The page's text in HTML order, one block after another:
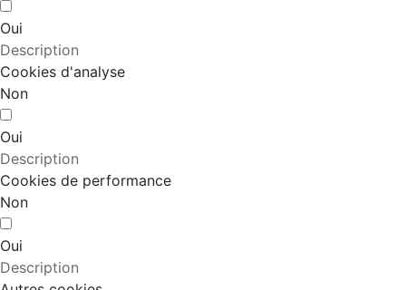
Oui
Description
Cookies d'analyse
Non
Oui
Description
Cookies de performance
Non
Oui
Description